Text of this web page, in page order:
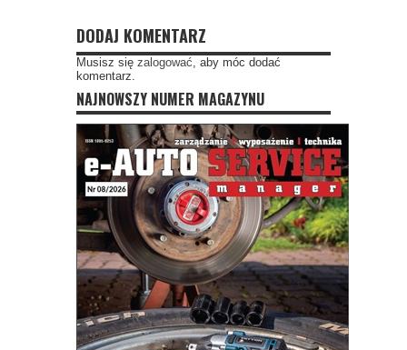
DODAJ KOMENTARZ
Musisz się zalogować , aby móc dodać
komentarz.
NAJNOWSZY NUMER MAGAZYNU